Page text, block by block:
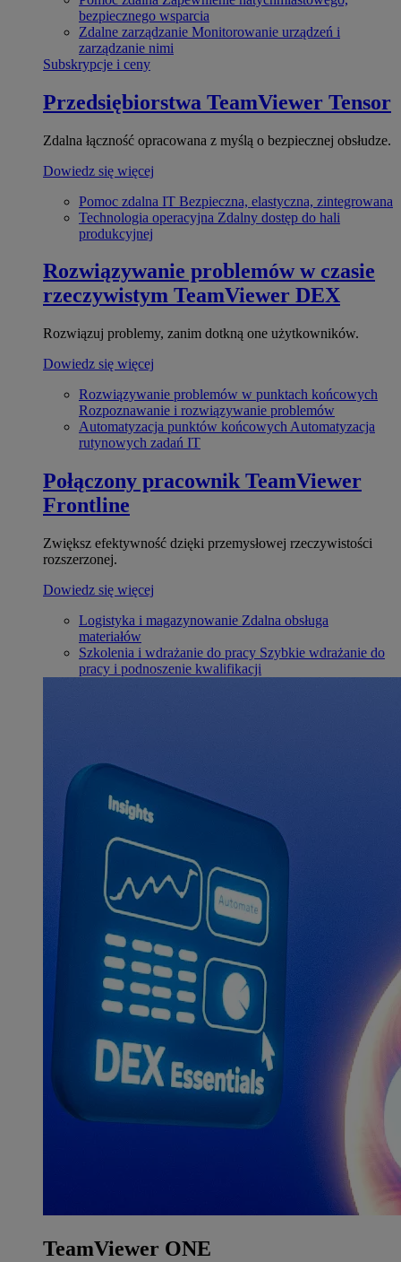
bezpiecznego wsparcia
Zdalne zarządzanie Monitorowanie urządzeń i
zarządzanie nimi
Subskrypcje i ceny
Przedsiębiorstwa TeamViewer Tensor
Zdalna łączność opracowana z myślą o bezpiecznej obsłudze.
Dowiedz się więcej
Pomoc zdalna IT Bezpieczna, elastyczna, zintegrowana
Technologia operacyjna Zdalny dostęp do hali
produkcyjnej
Rozwiązywanie problemów w czasie
rzeczywistym TeamViewer DEX
Rozwiązuj problemy, zanim dotkną one użytkowników.
Dowiedz się więcej
Rozwiązywanie problemów w punktach końcowych
Rozpoznawanie i rozwiązywanie problemów
Automatyzacja punktów końcowych Automatyzacja
rutynowych zadań IT
Połączony pracownik TeamViewer
Frontline
Zwiększ efektywność dzięki przemysłowej rzeczywistości
rozszerzonej.
Dowiedz się więcej
Logistyka i magazynowanie Zdalna obsługa
materiałów
Szkolenia i wdrażanie do pracy Szybkie wdrażanie do
pracy i podnoszenie kwalifikacji
TeamViewer ONE